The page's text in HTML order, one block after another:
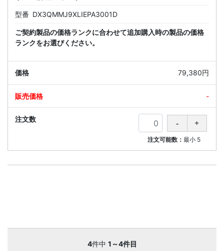
型番 DX3QMMJ9XLIEPA3001D
ご契約製品の価格ランクに合わせて追加購入時の製品の価格
ランクをお選びください。
79,380円
-
注文可能数： 最小 5
4件中 1～4件目